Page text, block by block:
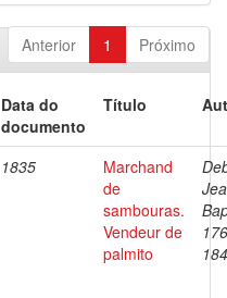
Anterior 1 Próximo
Data do
documento
Título
1835
Marchand
de
sambouras.
Vendeur de
palmito